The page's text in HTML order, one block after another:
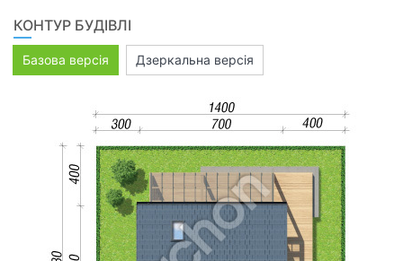
КОНТУР БУДІВЛІ
Базова версія Дзеркальна версія